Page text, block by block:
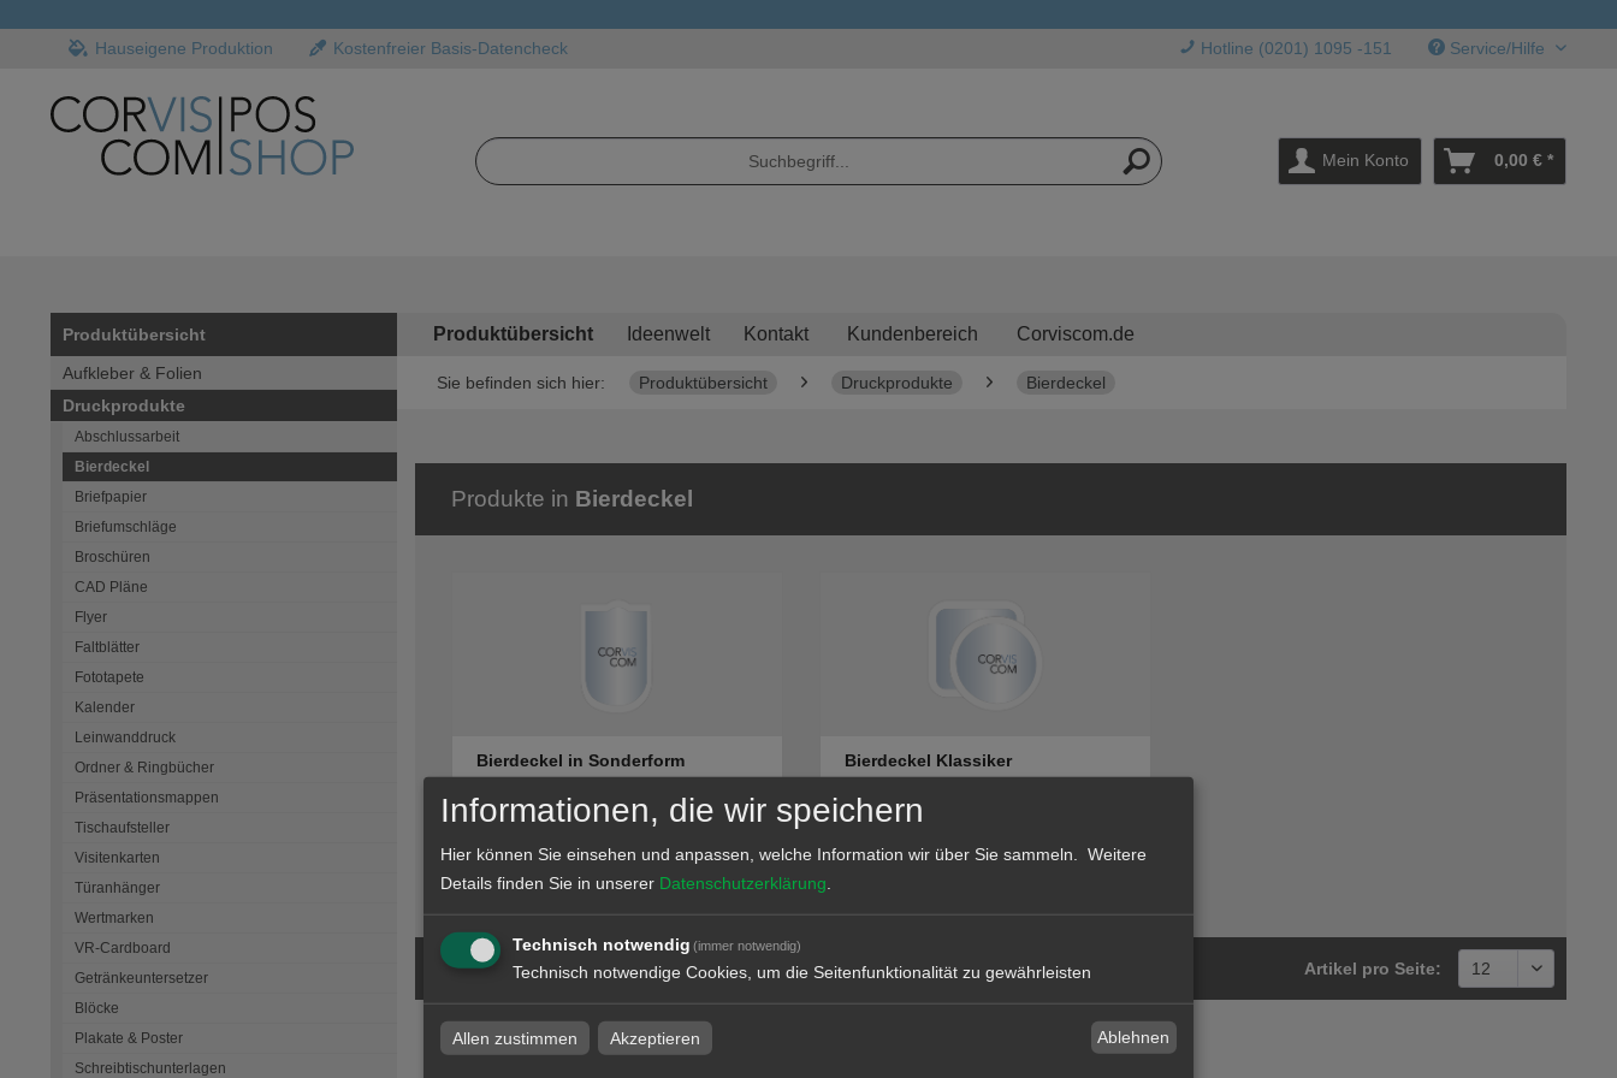
Hauseigene Produktion Kostenfreier Basis-Datencheck Hotline (0201) 1095 -151 Service/Hilfe
Mein Konto 0,00 € *
Produktübersicht
Aufkleber & Folien
Druckprodukte
Abschlussarbeit
Bierdeckel
Briefpapier
Briefumschläge
Broschüren
CAD Pläne
Flyer
Faltblätter
Fototapete
Kalender
Leinwanddruck
Ordner & Ringbücher
Präsentationsmappen
Tischaufsteller
Visitenkarten
Türanhänger
Wertmarken
VR-Cardboard
Getränkeuntersetzer
Blöcke
Plakate & Poster
Schreibtischunterlagen
Produktübersicht Ideenwelt Kontakt Kundenbereich Corviscom.de
Sie befinden sich hier: Produktübersicht Druckprodukte Bierdeckel
Produkte in Bierdeckel
Bierdeckel in Sonderform
zum Artikel
Bierdeckel Klassiker
Artikel pro Seite:
Bierdeckel
Informationen, die wir speichern
Hier können Sie einsehen und anpassen, welche Information wir über Sie sammeln.
Weitere
Details finden Sie in unserer Datenschutzerklärung
Technisch notwendig (immer notwendig)
Technisch notwendige Cookies, um die Seitenfunktionalität zu gewährleisten
Allen zustimmen Akzeptieren Ablehnen